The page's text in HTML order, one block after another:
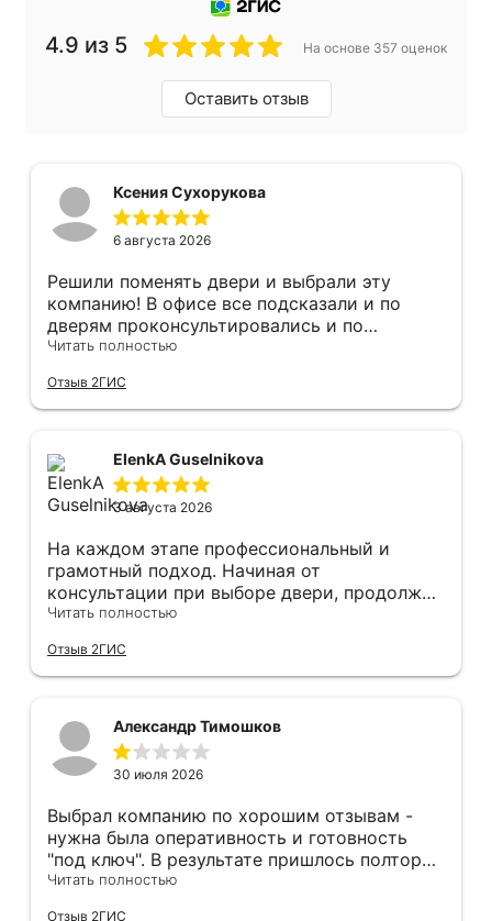
4.9 из 5 На основе 357 оценок
Оставить отзыв
Ксения Сухорукова
6 августа 2026
Решили поменять двери и выбрали эту
компанию! В офисе все подсказали и по
дверям проконсультировались и по
фурнитуре. Анастасия ответила на все
Монтаж быстро, качественно и аккуратно,
Сергея прямо рекомендую! С утра до
мусор убирает после монтажа. Рекомендую!
Читать полностью
Отзыв 2ГИС
ElenkA Guselnikova
3 августа 2026
На каждом этапе профессиональный и
грамотный подход. Начиная от
консультации при выборе двери, продолжая
оперативным замером, завершая быстрой и
оформление двери - отдельное спасибо!
Рекомендуем и планируем в дальнейшем, по
Читать полностью
Отзыв 2ГИС
Александр Тимошков
30 июля 2026
Выбрал компанию по хорошим отзывам -
нужна была оперативность и готовность
"под ключ". В результате пришлось полтора
часа потратить на уборку подъезда, так как
Читать полностью
Отзыв 2ГИС